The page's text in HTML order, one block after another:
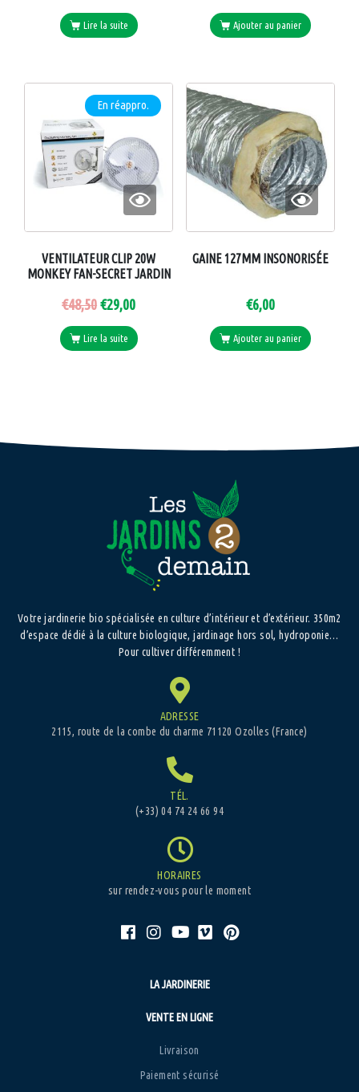
Lire la suite Ajouter au panier
En réappro.
VENTILATEUR CLIP 20W
MONKEY FAN-SECRET JARDIN
€48,50€29,00
Lire la suite
GAINE 127MM INSONORISÉE
€6,00
Ajouter au panier
Votre jardinerie bio spécialisée en culture d’intérieur et d’extérieur. 350m2
d’espace dédié à la culture biologique, jardinage hors sol, hydroponie…
Pour cultiver différemment !
ADRESSE
2115, route de la combe du charme 71120 Ozolles (France)
TÉL.
(+33) 04 74 24 66 94
HORAIRES
sur rendez-vous pour le moment
LA JARDINERIE
VENTE EN LIGNE
Livraison
Paiement sécurisé